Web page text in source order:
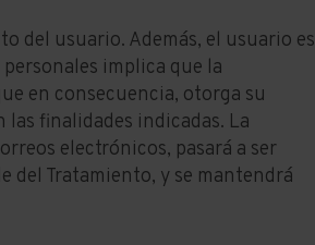
del usuario. Además, el usuario es
implica que la
en consecuencia, otorga su
finalidades indicadas. La
electrónicos, pasará a ser
del Tratamiento, y se mantendrá